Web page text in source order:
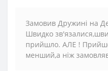
Замовив Дружині на
Швидко
прийшло. АЛЕ !
менший,а ніж